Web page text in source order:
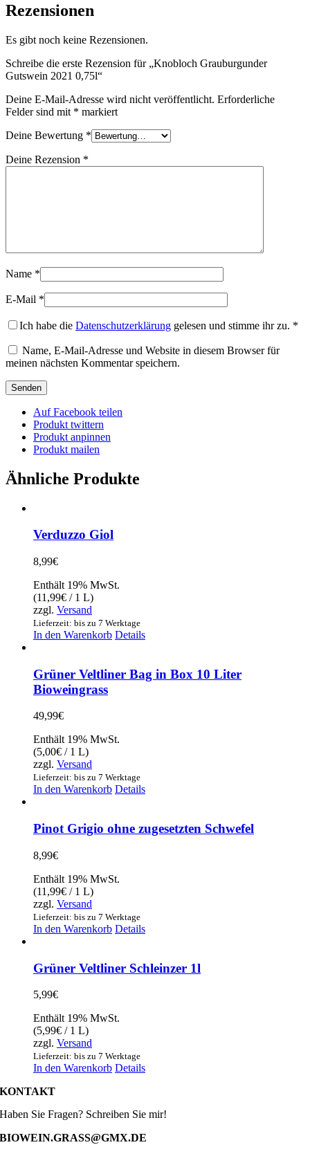
Rezensionen
Es gibt noch keine Rezensionen.
Schreibe die erste Rezension für „Knobloch Grauburgunder
Gutswein 2021 0,75l“
Deine E-Mail-Adresse wird nicht veröffentlicht. Erforderliche
Felder sind mit * markiert
Deine Bewertung *
Deine Rezension *
Name *
E-Mail *
Ich habe die Datenschutzerklärung gelesen und stimme ihr zu. *
Name, E-Mail-Adresse und Website in diesem Browser für
meinen nächsten Kommentar speichern.
Auf Facebook teilen
Produkt twittern
Produkt anpinnen
Produkt mailen
Ähnliche Produkte
Verduzzo Giol
8,99€
Enthält 19% MwSt.
(11,99€ / 1 L)
zzgl. Versand
Lieferzeit: bis zu 7 Werktage
In den Warenkorb Details
Grüner Veltliner Bag in Box 10 Liter
Bioweingrass
49,99€
Enthält 19% MwSt.
(5,00€ / 1 L)
zzgl. Versand
Lieferzeit: bis zu 7 Werktage
In den Warenkorb Details
Pinot Grigio ohne zugesetzten Schwefel
8,99€
Enthält 19% MwSt.
(11,99€ / 1 L)
zzgl. Versand
Lieferzeit: bis zu 7 Werktage
In den Warenkorb Details
Grüner Veltliner Schleinzer 1l
5,99€
Enthält 19% MwSt.
(5,99€ / 1 L)
zzgl. Versand
Lieferzeit: bis zu 7 Werktage
In den Warenkorb Details
KONTAKT
Haben Sie Fragen? Schreiben Sie mir!
BIOWEIN.GRASS@GMX.DE